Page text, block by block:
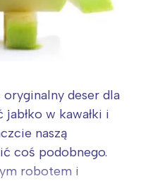
deser dla
w kawałki i
naszą
coś podobnego.
robotem i